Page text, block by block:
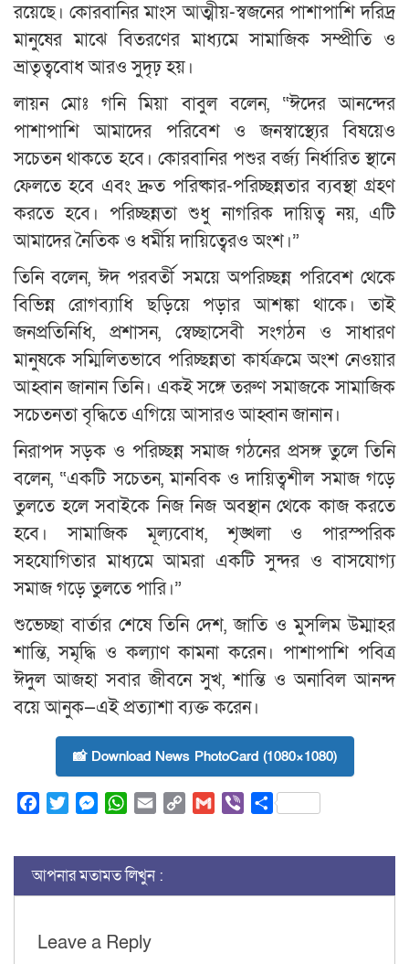
রয়েছে। কোরবানির মাংস আত্মীয়-স্বজনের পাশাপাশি দরিদ্র
মানুষের মাঝে বিতরণের মাধ্যমে সামাজিক সম্প্রীতি ও
ভ্রাতৃত্ববোধ আরও সুদৃঢ় হয়।
লায়ন মোঃ গনি মিয়া বাবুল বলেন, “ঈদের আনন্দের
পাশাপাশি আমাদের পরিবেশ ও জনস্বাস্থ্যের বিষয়েও
সচেতন থাকতে হবে। কোরবানির পশুর বর্জ্য নির্ধারিত স্থানে
ফেলতে হবে এবং দ্রুত পরিষ্কার-পরিচ্ছন্নতার ব্যবস্থা গ্রহণ
করতে হবে। পরিচ্ছন্নতা শুধু নাগরিক দায়িত্ব নয়, এটি
আমাদের নৈতিক ও ধর্মীয় দায়িত্বেরও অংশ।”
তিনি বলেন, ঈদ পরবর্তী সময়ে অপরিচ্ছন্ন পরিবেশ থেকে
বিভিন্ন রোগব্যাধি ছড়িয়ে পড়ার আশঙ্কা থাকে। তাই
জনপ্রতিনিধি, প্রশাসন, স্বেচ্ছাসেবী সংগঠন ও সাধারণ
মানুষকে সম্মিলিতভাবে পরিচ্ছন্নতা কার্যক্রমে অংশ নেওয়ার
আহ্বান জানান তিনি। একই সঙ্গে তরুণ সমাজকে সামাজিক
সচেতনতা বৃদ্ধিতে এগিয়ে আসারও আহ্বান জানান।
নিরাপদ সড়ক ও পরিচ্ছন্ন সমাজ গঠনের প্রসঙ্গ তুলে তিনি
বলেন, “একটি সচেতন, মানবিক ও দায়িত্বশীল সমাজ গড়ে
তুলতে হলে সবাইকে নিজ নিজ অবস্থান থেকে কাজ করতে
হবে। সামাজিক মূল্যবোধ, শৃঙ্খলা ও পারস্পরিক
সহযোগিতার মাধ্যমে আমরা একটি সুন্দর ও বাসযোগ্য
সমাজ গড়ে তুলতে পারি।”
শুভেচ্ছা বার্তার শেষে তিনি দেশ, জাতি ও মুসলিম উম্মাহর
শান্তি, সমৃদ্ধি ও কল্যাণ কামনা করেন। পাশাপাশি পবিত্র
ঈদুল আজহা সবার জীবনে সুখ, শান্তি ও অনাবিল আনন্দ
বয়ে আনুক—এই প্রত্যাশা ব্যক্ত করেন।
📸 Download News PhotoCard (1080×1080)
FacebookTwitterMessenger
WhatsApp
Email Copy
Gmail ViberShare
আপনার মতামত লিখুন :
Leave a Reply